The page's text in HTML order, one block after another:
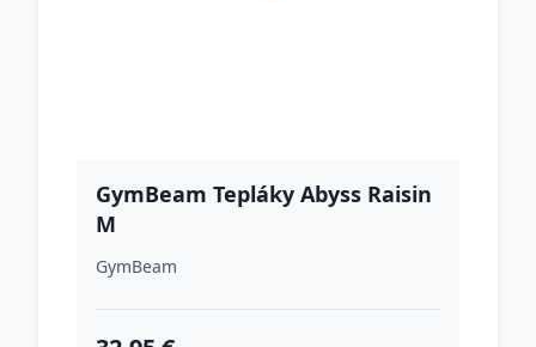
GymBeam Tepláky Abyss Raisin
M
GymBeam